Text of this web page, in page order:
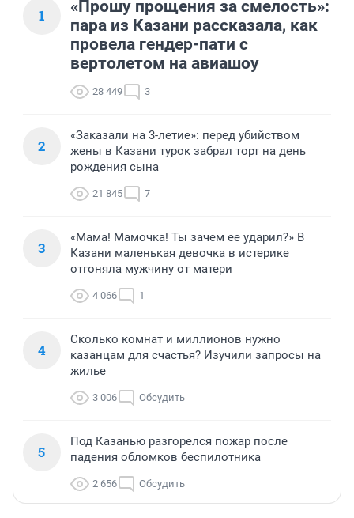
1
«Прошу прощения за смелость»:
пара из Казани рассказала, как
провела гендер-пати с
вертолетом на авиашоу
28 449 3
2
«Заказали на 3-летие»: перед убийством
жены в Казани турок забрал торт на день
рождения сына
21 845 7
3
«Мама! Мамочка! Ты зачем ее ударил?» В
Казани маленькая девочка в истерике
отгоняла мужчину от матери
4 066 1
4
Сколько комнат и миллионов нужно
казанцам для счастья? Изучили запросы на
жилье
3 006 Обсудить
5
Под Казанью разгорелся пожар после
падения обломков беспилотника
2 656 Обсудить